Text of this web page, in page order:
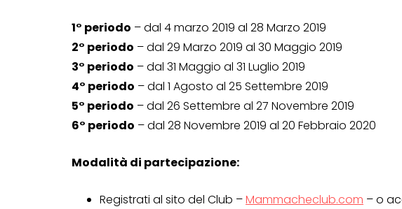
1° periodo – dal 4 marzo 2019 al 28 Marzo 2019
2° periodo – dal 29 Marzo 2019 al 30 Maggio 2019
3° periodo – dal 31 Maggio al 31 Luglio 2019
4° periodo – dal 1 Agosto al 25 Settembre 2019
5° periodo – dal 26 Settembre al 27 Novembre 2019
6° periodo – dal 28 Novembre 2019 al 20 Febbraio 2020
Modalità di partecipazione:
Registrati al sito del Club –Mammacheclub.com – o